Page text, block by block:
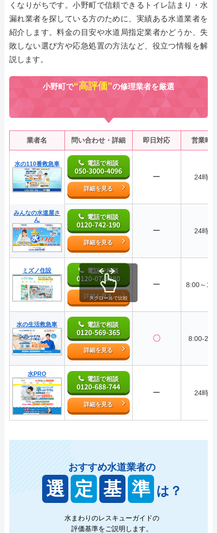
くなりがちです。小野町で信頼できるトイレ詰まり・水
漏れ業者を探している方のために、実績ある水道業者を
紹介します。料金の目安や水道局指定業者かどうか、失
敗しない選び方や応急処置の方法など、役立つ情報を解
説します。
小野町で“高評価”の修理業者を厳選
業者名 問い合わせ・詳細 即日対応 営業時
水の110番救急車 電話で相談
050-3000-4096
詳細を見る
ー 24時間
みんなの水道屋さ
ん
電話で相談
0120-742-190
詳細を見る
ー 24時間
ミズノ住設 電話で相談
0120-07-1280
詳細を見る
ー 8:00～
水の生活救急車 電話で相談
0120-569-365
詳細を見る
〇 8:00-
水PRO
電話で相談
0120-688-744
詳細を見る
ー 24時間
スクロールで比較
おすすめ水道業者の
選 定 基 準 は？
水まわりのレスキューガイドの
評価基準をご説明します。